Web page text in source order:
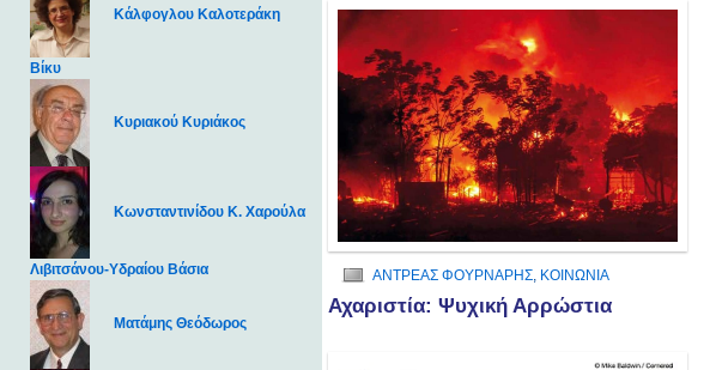
Κάλφογλου Καλοτεράκη
Βίκυ
Κυριακού Κυριάκος
Κωνσταντινίδου Κ. Χαρούλα
Λιβιτσάνου-Υδραίου Βάσια
Ματάμης Θεόδωρος
ΑΝΤΡΕΑΣ ΦΟΥΡΝΑΡΗΣ ΚΟΙΝΩΝΙΑ
Αχαριστία: Ψυχική Αρρώστια